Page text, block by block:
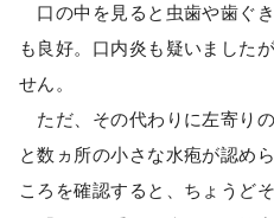
口の中を見ると虫歯や歯ぐ
も良好。口内炎も疑いました
せん。
ただ、その代わりに左寄り
と数ヵ所の小さな水疱が認め
ころを確認すると、ちょうど